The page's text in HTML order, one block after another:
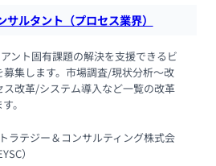
サルタント（プロセス業界）
ント固有課題の解決を支援できるビ
集します。市場調査/現状分析～改
改革/システム導入など一覧の改革
。
ラテジー＆コンサルティング株式会
）